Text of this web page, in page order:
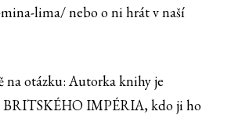
lima/ nebo o ni hrát v naší
na otázku: Autorka knihy je
IMPÉRIA, kdo ji ho